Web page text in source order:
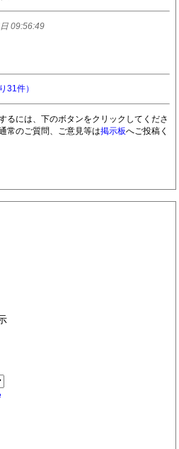
09:56:49
31件）
るには、下のボタンをクリックしてくださ
常のご質問、ご意見等は掲示板へご投稿く